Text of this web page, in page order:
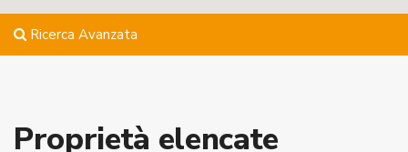
Ricerca Avanzata
Proprietà elencate